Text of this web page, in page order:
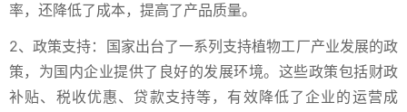
率，还降低了成本，提高了产品质量。
2、政策支持：国家出台了一系列支持植物工厂产业发展的政
策，为国内企业提供了良好的发展环境。这些政策包括财政
补贴、税收优惠、贷款支持等，有效降低了企业的运营成